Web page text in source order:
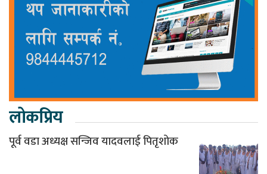
लोकप्रिय
पूर्व वडा अध्यक्ष सन्जिव यादवलाई पितृशोक